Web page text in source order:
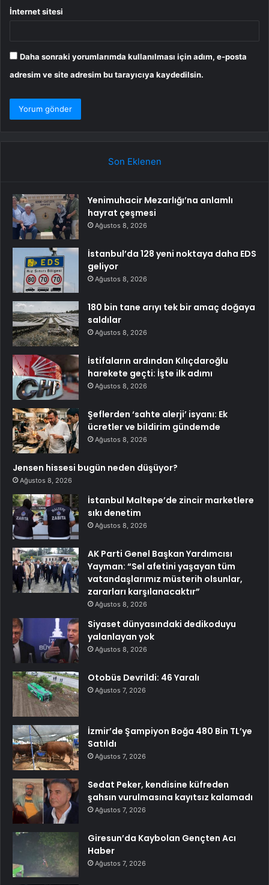
İnternet sitesi
Daha sonraki yorumlarımda kullanılması için adım, e-posta
adresim ve site adresim bu tarayıcıya kaydedilsin.
Son Eklenen
Yenimuhacir Mezarlığı’na anlamlı
hayrat çeşmesi
Ağustos 8, 2026
İstanbul’da 128 yeni noktaya daha EDS
geliyor
Ağustos 8, 2026
180 bin tane arıyı tek bir amaç doğaya
saldılar
Ağustos 8, 2026
İstifaların ardından Kılıçdaroğlu
harekete geçti: İşte ilk adımı
Ağustos 8, 2026
Şeflerden ‘sahte alerji’ isyanı: Ek
ücretler ve bildirim gündemde
Ağustos 8, 2026
Jensen hissesi bugün neden düşüyor?
Ağustos 8, 2026
İstanbul Maltepe’de zincir marketlere
sıkı denetim
Ağustos 8, 2026
AK Parti Genel Başkan Yardımcısı
Yayman: “Sel afetini yaşayan tüm
vatandaşlarımız müsterih olsunlar,
zararları karşılanacaktır”
Ağustos 8, 2026
Siyaset dünyasındaki dedikoduyu
yalanlayan yok
Ağustos 8, 2026
Otobüs Devrildi: 46 Yaralı
Ağustos 7, 2026
İzmir’de Şampiyon Boğa 480 Bin TL’ye
Satıldı
Ağustos 7, 2026
Sedat Peker, kendisine küfreden
şahsın vurulmasına kayıtsız kalamadı
Ağustos 7, 2026
Giresun’da Kaybolan Gençten Acı
Haber
Ağustos 7, 2026